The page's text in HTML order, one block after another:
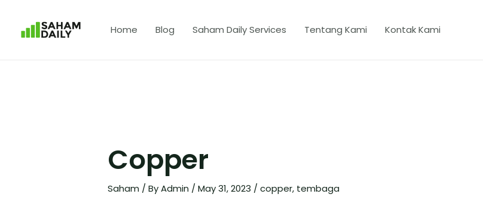
Home Blog Saham Daily Services Tentang Kami Kontak Kami
Copper
Saham / ByAdmin / May 31, 2023 / copper, tembaga